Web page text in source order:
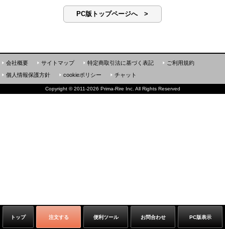
PC版トップページへ >
トップ 注文する 便利ツール お問合わせ PC版表示
会社概要 サイトマップ 特定商取引法に基づく表記
ご利用規約
個人情報保護方針
cookieポリシー チャット
Copyright ©2011-2026 Prima-Rire Inc. All Rights Reserved